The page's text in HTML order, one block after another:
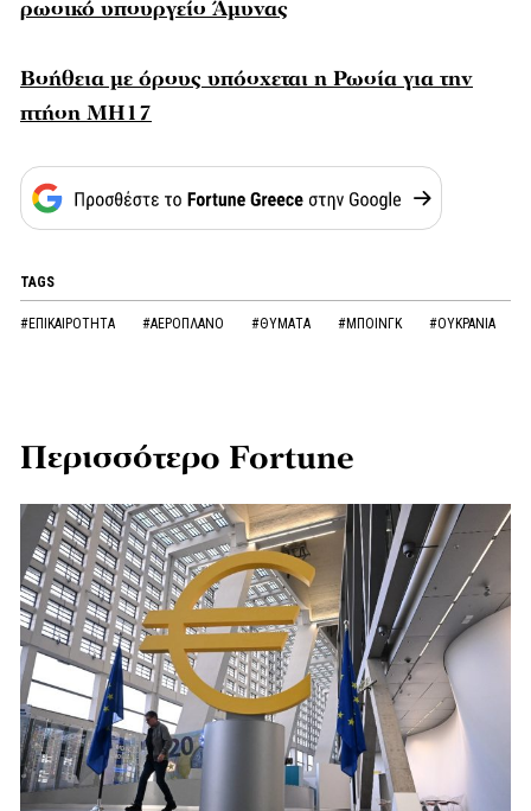
ρωσικό υπουργείο Άμυνας
Βοήθεια με όρους υπόσχεται η Ρωσία για την
πτήση MH17
TAGS
#ΕΠΙΚΑΙΡΟΤΗΤΑ #ΑΕΡΟΠΛΑΝΟ #ΘΥΜΑΤΑ #ΜΠΟΙΝΓΚ #ΟΥΚΡΑΝΙΑ
Περισσότερο Fortune